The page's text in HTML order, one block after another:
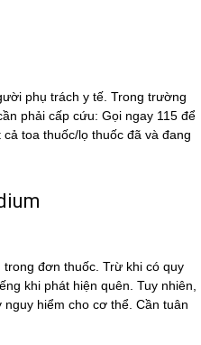
phụ trách y tế. Trong trường
phải cấp cứu: Gọi ngay 115 để
toa thuốc/lọ thuốc đã và đang
đơn thuốc. Trừ khi có quy
khi phát hiện quên. Tuy nhiên,
hiểm cho cơ thể. Cần tuân